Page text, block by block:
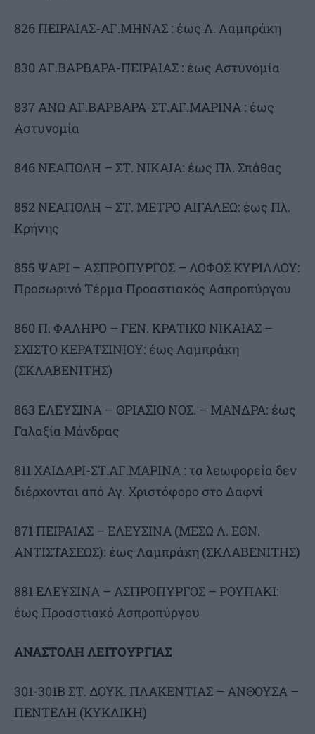
826 ΠΕΙΡΑΙΑΣ-ΑΓ.ΜΗΝΑΣ : έως Λ. Λαμπράκη
830 ΑΓ.ΒΑΡΒΑΡΑ-ΠΕΙΡΑΙΑΣ : έως Αστυνομία
837 ΑΝΩ ΑΓ.ΒΑΡΒΑΡΑ-ΣΤ.ΑΓ.ΜΑΡΙΝΑ : έως
Αστυνομία
846 ΝΕΑΠΟΛΗ – ΣΤ. ΝΙΚΑΙΑ: έως Πλ. Σπάθας
852 ΝΕΑΠΟΛΗ – ΣΤ. ΜΕΤΡΟ ΑΙΓΑΛΕΩ: έως Πλ.
Κρήνης
855 ΨΑΡΙ – ΑΣΠΡΟΠΥΡΓΟΣ – ΛΟΦΟΣ ΚΥΡΙΛΛΟΥ:
Προσωρινό Τέρμα Προαστιακός Ασπροπύργου
860 Π. ΦΑΛΗΡΟ – ΓΕΝ. ΚΡΑΤΙΚΟ ΝΙΚΑΙΑΣ –
ΣΧΙΣΤΟ ΚΕΡΑΤΣΙΝΙΟΥ: έως Λαμπράκη
(ΣΚΛΑΒΕΝΙΤΗΣ)
863 ΕΛΕΥΣΙΝΑ – ΘΡΙΑΣΙΟ ΝΟΣ. – ΜΑΝΔΡΑ: έως
Γαλαξία Μάνδρας
811 ΧΑΙΔΑΡΙ-ΣΤ.ΑΓ.ΜΑΡΙΝΑ : τα λεωφορεία δεν
διέρχονται από Αγ. Χριστόφορο στο Δαφνί
871 ΠΕΙΡΑΙΑΣ – ΕΛΕΥΣΙΝΑ (ΜΕΣΩ Λ. ΕΘΝ.
ΑΝΤΙΣΤΑΣΕΩΣ): έως Λαμπράκη (ΣΚΛΑΒΕΝΙΤΗΣ)
881 ΕΛΕΥΣΙΝΑ – ΑΣΠΡΟΠΥΡΓΟΣ – ΡΟΥΠΑΚΙ:
έως Προαστιακό Ασπροπύργου
ΑΝΑΣΤΟΛΗ ΛΕΙΤΟΥΡΓΙΑΣ
301-301Β ΣΤ. ΔΟΥΚ. ΠΛΑΚΕΝΤΙΑΣ – ΑΝΘΟΥΣΑ –
ΠΕΝΤΕΛΗ (ΚΥΚΛΙΚΗ)